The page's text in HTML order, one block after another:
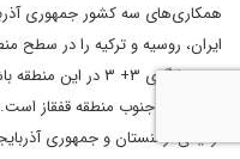
همکاری‌های سه کشور جمهوری
ایران، روسیه و ترکیه را در سطح
تحقق الگوی ۳+ ۳ در
شوروی در جنوب منطقه قفقاز
نزدیکی ارمنستان و جمهوری